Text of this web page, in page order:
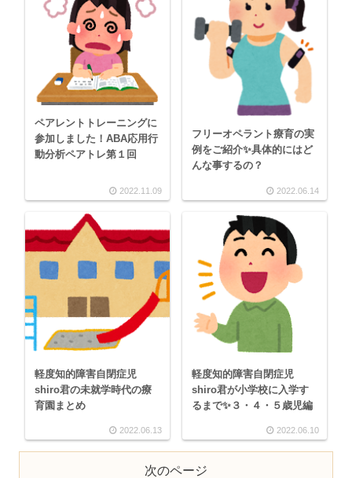
ペアレントトレーニングに
参加しました！ABA応用行
動分析ペアトレ第１回
2022.11.09
フリーオペラント療育の実
例をご紹介✨具体的にはど
んな事するの？
2022.06.14
軽度知的障害自閉症児
shiro君の未就学時代の療
育園まとめ
2022.06.13
軽度知的障害自閉症児
shiro君が小学校に入学す
るまで✨３・４・５歳児編
2022.06.10
次のページ